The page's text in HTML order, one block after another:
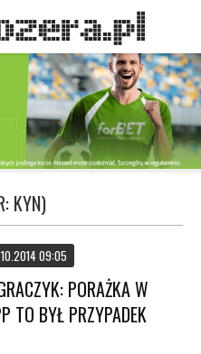
KYN)
09:05
PORAŻKA W
TO BYŁ PRZYPADEK